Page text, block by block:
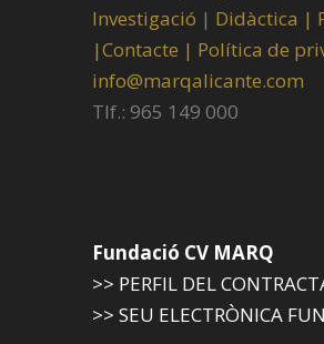
Investigació | Didàctica |
|Contacte | Política de
info@marqalicante.com
Tlf.: 965 149 000
Fundació CV MARQ
>> PERFIL DEL
>> SEU ELECTRÒNICA